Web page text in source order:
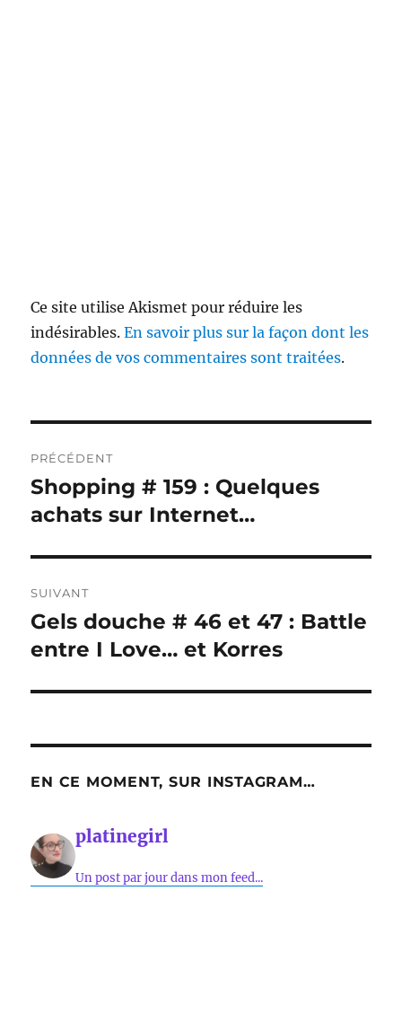
Ce site utilise Akismet pour réduire les
indésirables.En savoir plus sur la façon dont les
données de vos commentaires sont traitées.
de
l’article
PRÉCÉDENT
Publication
précédente :
Shopping # 159 : Quelques
achats sur Internet…
SUIVANT
Publication
suivante :
Gels douche # 46 et 47 : Battle
entre I Love… et Korres
EN CE MOMENT, SUR INSTAGRAM…
platinegirl
Un post par jour dans mon feed...